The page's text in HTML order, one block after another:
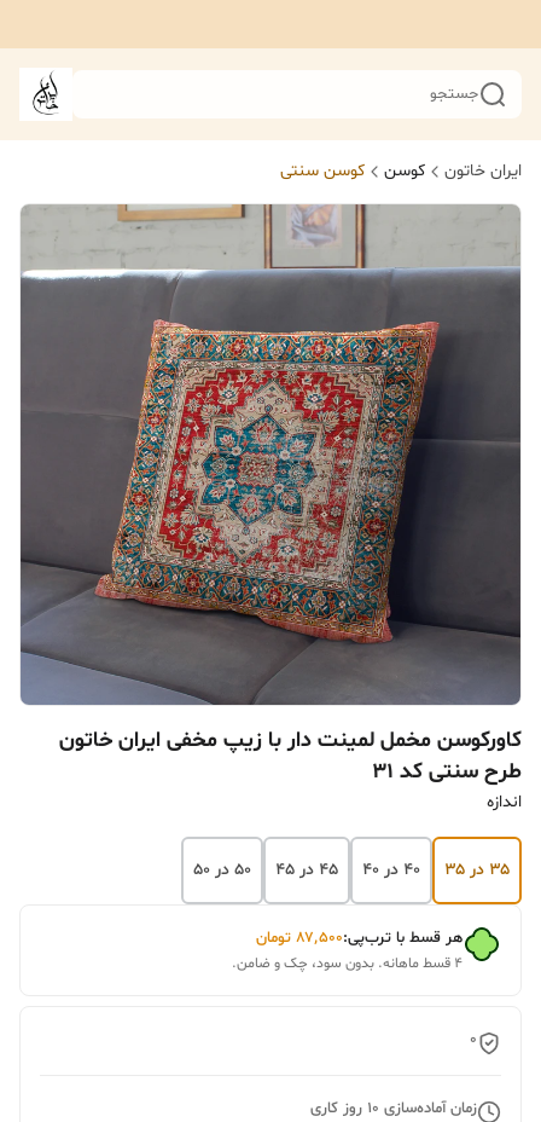
جستجو
ایران خاتون کوسن کوسن سنتی
کاورکوسن مخمل لمینت دار با زیپ مخفی ایران خاتون
طرح سنتی کد 31
اندازه
۳۵ در ۳۵ ۴۰ در ۴۰ ۴۵ در ۴۵ ۵۰ در ۵۰
هر قسط با ترب‌پی:۸۷٬۵۰۰ تومان
۴ قسط ماهانه. بدون سود، چک و ضامن.
0
زمان آماده‌سازی 10 روز کاری